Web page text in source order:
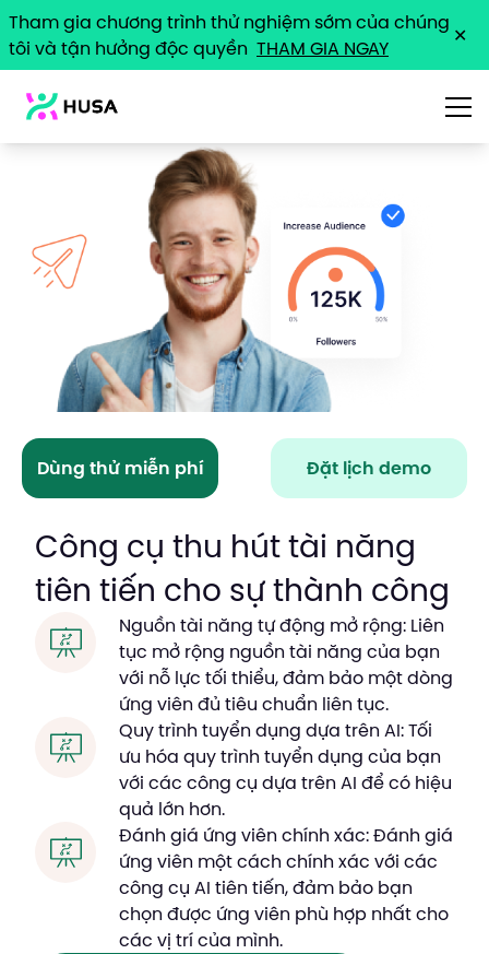
Tham gia chương trình thử nghiệm sớm của chúng
tôi và tận hưởng độc quyền THAM GIA NGAY ✕
Tình Huống
Tài Nguyên
BOOK A DEMO
START FOR FREE
Dùng thử miễn phí Đặt lịch demo
Công cụ thu hút tài năng
tiên tiến cho sự thành công
Nguồn tài năng tự động mở rộng: Liên
tục mở rộng nguồn tài năng của bạn
với nỗ lực tối thiểu, đảm bảo một dòng
ứng viên đủ tiêu chuẩn liên tục.
Quy trình tuyển dụng dựa trên AI: Tối
ưu hóa quy trình tuyển dụng của bạn
với các công cụ dựa trên AI để có hiệu
quả lớn hơn.
Đánh giá ứng viên chính xác: Đánh giá
ứng viên một cách chính xác với các
công cụ AI tiên tiến, đảm bảo bạn
chọn được ứng viên phù hợp nhất cho
các vị trí của mình.